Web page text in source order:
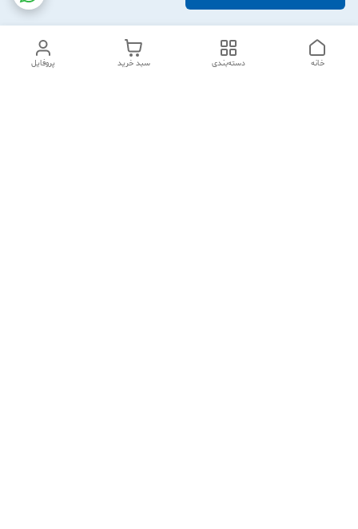
پروفایل سبد خرید دسته‌بندی خانه